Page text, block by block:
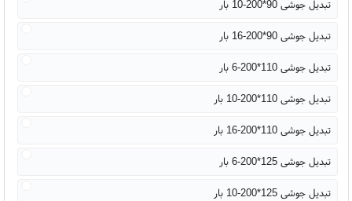
تبدیل جوشی 90*200-10 بار
تبدیل جوشی 90*200-16 بار
تبدیل جوشی 110*200-6 بار
تبدیل جوشی 110*200-10 بار
تبدیل جوشی 110*200-16 بار
تبدیل جوشی 125*200-6 بار
تبدیل جوشی 125*200-10 بار